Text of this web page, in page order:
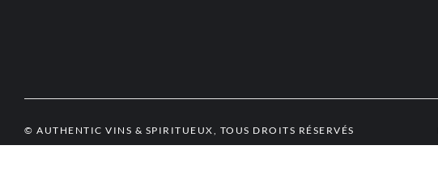
© AUTHENTIC VINS & SPIRITUEUX, TOUS DROITS RÉSERVÉS